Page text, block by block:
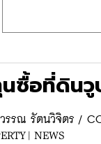
ซื้อที่ดิน
รรณ รัตนวิจิตร /
| NEWS